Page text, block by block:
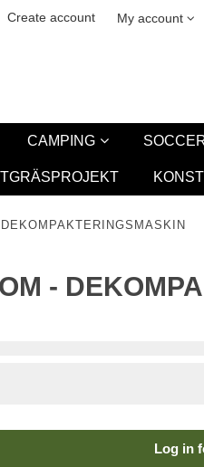
Create account My account
CAMPING
-
Log in